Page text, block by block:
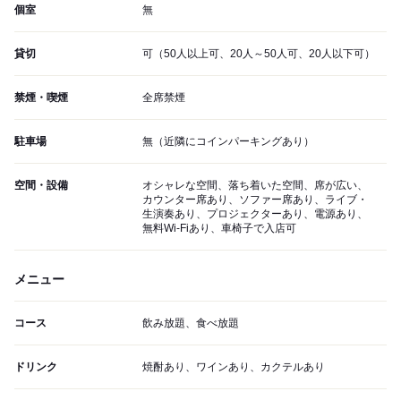
個室 無
貸切 可（50人以上可、20人～50人可、20人以下可）
禁煙・喫煙 全席禁煙
駐車場 無（近隣にコインパーキングあり）
空間・設備
オシャレな空間、落ち着いた空間、席が広い、
カウンター席あり、ソファー席あり、ライブ・
生演奏あり、プロジェクターあり、電源あり、
無料Wi-Fiあり、車椅子で入店可
メニュー
コース 飲み放題、食べ放題
ドリンク 焼酎あり、ワインあり、カクテルあり